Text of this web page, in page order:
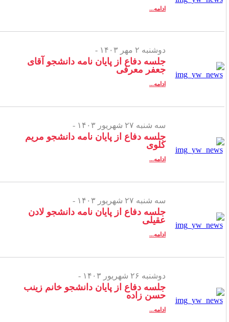
ادامه...
دوشنبه ۲ مهر ۱۴۰۳ -
جلسه دفاع از پایان نامه دانشجو آقای
جعفر معرفی
ادامه...
سه شنبه ۲۷ شهریور ۱۴۰۳ -
جلسه دفاع از پایان نامه دانشجو مریم
کلوی
ادامه...
سه شنبه ۲۷ شهریور ۱۴۰۳ -
جلسه دفاع از پایان نامه دانشجو لادن
عقیلی
ادامه...
دوشنبه ۲۶ شهریور ۱۴۰۳ -
جلسه دفاع از پایان دانشجو خانم زینب
حسن زاده
ادامه...